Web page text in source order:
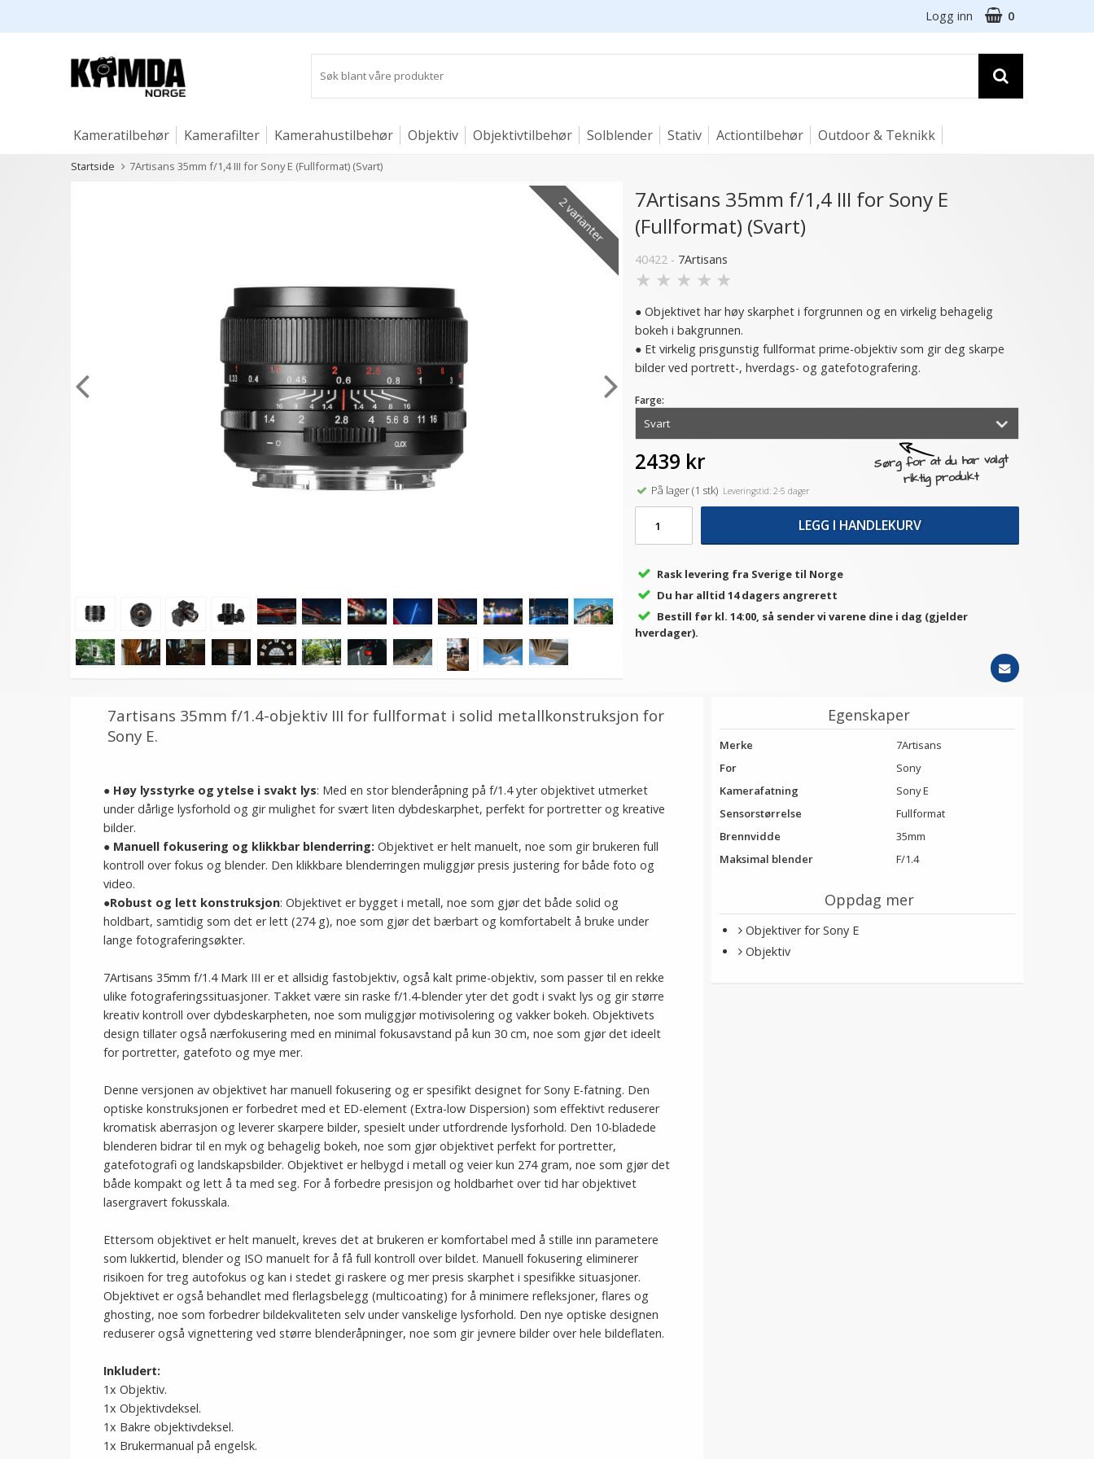
Logg inn 0
Kameratilbehør Kamerafilter Kamerahustilbehør Objektiv Objektivtilbehør Solblender Stativ Actiontilbehør Outdoor & Teknikk
Studio og lys
Startside 7Artisans 35mm f/1,4 III for Sony E (Fullformat) (Svart)
2 varianter
7Artisans 35mm f/1,4 III for Sony E
(Fullformat) (Svart)
40422 - 7Artisans
★ ★ ★ ★ ★
● Objektivet har høy skarphet i forgrunnen og en virkelig behagelig
bokeh i bakgrunnen.
● Et virkelig prisgunstig fullformat prime-objektiv som gir deg skarpe
bilder ved portrett-, hverdags- og gatefotografering.
Sørg for at du har valgt
riktig produkt
Farge:
2439 kr
På lager (1 stk)Leveringstid: 2-5 dager
LEGG I HANDLEKURV
Rask levering fra Sverige til Norge
Du har alltid 14 dagers angrerett
Bestill før kl. 14:00, så sender vi varene dine i dag (gjelder
hverdager).
7artisans 35mm f/1.4-objektiv III for fullformat i solid metallkonstruksjon for
Sony E.
● Høy lysstyrke og ytelse i svakt lys: Med en stor blenderåpning på f/1.4 yter objektivet utmerket
under dårlige lysforhold og gir mulighet for svært liten dybdeskarphet, perfekt for portretter og kreative
bilder.
● Manuell fokusering og klikkbar blenderring: Objektivet er helt manuelt, noe som gir brukeren full
kontroll over fokus og blender. Den klikkbare blenderringen muliggjør presis justering for både foto og
video.
●Robust og lett konstruksjon: Objektivet er bygget i metall, noe som gjør det både solid og
holdbart, samtidig som det er lett (274 g), noe som gjør det bærbart og komfortabelt å bruke under
lange fotograferingsøkter.
7Artisans 35mm f/1.4 Mark III er et allsidig fastobjektiv, også kalt prime-objektiv, som passer til en rekke
ulike fotograferingssituasjoner. Takket være sin raske f/1.4-blender yter det godt i svakt lys og gir større
kreativ kontroll over dybdeskarpheten, noe som muliggjør motivisolering og vakker bokeh. Objektivets
design tillater også nærfokusering med en minimal fokusavstand på kun 30 cm, noe som gjør det ideelt
for portretter, gatefoto og mye mer.
Denne versjonen av objektivet har manuell fokusering og er spesifikt designet for Sony E-fatning. Den
optiske konstruksjonen er forbedret med et ED-element (Extra-low Dispersion) som effektivt reduserer
kromatisk aberrasjon og leverer skarpere bilder, spesielt under utfordrende lysforhold. Den 10-bladede
blenderen bidrar til en myk og behagelig bokeh, noe som gjør objektivet perfekt for portretter,
gatefotografi og landskapsbilder. Objektivet er helbygd i metall og veier kun 274 gram, noe som gjør det
både kompakt og lett å ta med seg. For å forbedre presisjon og holdbarhet over tid har objektivet
lasergravert fokusskala.
Ettersom objektivet er helt manuelt, kreves det at brukeren er komfortabel med å stille inn parametere
som lukkertid, blender og ISO manuelt for å få full kontroll over bildet. Manuell fokusering eliminerer
risikoen for treg autofokus og kan i stedet gi raskere og mer presis skarphet i spesifikke situasjoner.
Objektivet er også behandlet med flerlagsbelegg (multicoating) for å minimere refleksjoner, flares og
ghosting, noe som forbedrer bildekvaliteten selv under vanskelige lysforhold. Den nye optiske designen
reduserer også vignettering ved større blenderåpninger, noe som gir jevnere bilder over hele bildeflaten.
Inkludert:
1x Objektiv.
1x Objektivdeksel.
1x Bakre objektivdeksel.
1x Brukermanual på engelsk.
Egenskaper
Merke
7Artisans
For
Sony
Kamerafatning
Sony E
Sensorstørrelse
Fullformat
Brennvidde
35mm
Maksimal blender
F/1.4
Oppdag mer
Objektiver for Sony E
Objektiv